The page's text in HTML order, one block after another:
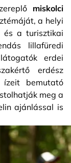
miskolci
a helyi
és a turisztikai
lillafüredi
erdei
erdész
bemutató
meg a
ajánlással is